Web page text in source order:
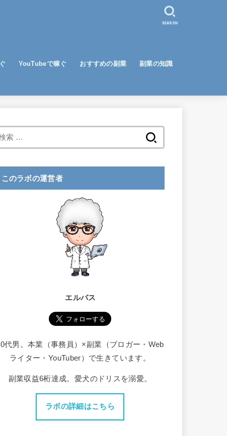
YouTubeで稼ぐ おすすめの副業 副業の知識
SEARCH
索
このラボの運営者
エルバス
代男。本業（事務員）×副業（ブロガー・Web
ライター・YouTuber）で生きています。
副業収益6桁達成。愛犬のドリスを溺愛。
ラボの詳細はこちら